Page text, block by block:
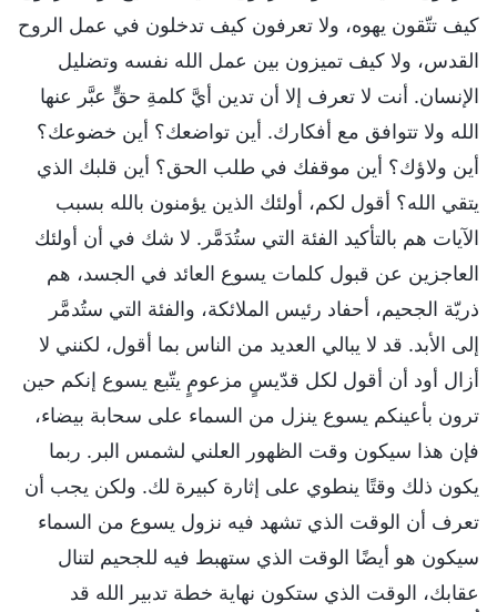
كيف تتّقون يهوه، ولا تعرفون كيف تدخلون في عمل الروح
القدس، ولا كيف تميزون بين عمل الله نفسه وتضليل
الإنسان. أنت لا تعرف إلا أن تدين أيَّ كلمةِ حقٍّ عبَّر عنها
الله ولا تتوافق مع أفكارك. أين تواضعك؟ أين خضوعك؟
أين ولاؤك؟ أين موقفك في طلب الحق؟ أين قلبك الذي
يتقي الله؟ أقول لكم، أولئك الذين يؤمنون بالله بسبب
الآيات هم بالتأكيد الفئة التي ستُدَمَّر. لا شك في أن أولئك
العاجزين عن قبول كلمات يسوع العائد في الجسد، هم
ذريّة الجحيم، أحفاد رئيس الملائكة، والفئة التي ستُدمَّر
إلى الأبد. قد لا يبالي العديد من الناس بما أقول، لكنني لا
أزال أود أن أقول لكل قدّيسٍ مزعومٍ يتّبع يسوع إنكم حين
ترون بأعينكم يسوع ينزل من السماء على سحابة بيضاء،
فإن هذا سيكون وقت الظهور العلني لشمس البر. ربما
يكون ذلك وقتًا ينطوي على إثارة كبيرة لك. ولكن يجب أن
تعرف أن الوقت الذي تشهد فيه نزول يسوع من السماء
سيكون هو أيضًا الوقت الذي ستهبط فيه للجحيم لتنال
عقابك، الوقت الذي ستكون نهاية خطة تدبير الله قد